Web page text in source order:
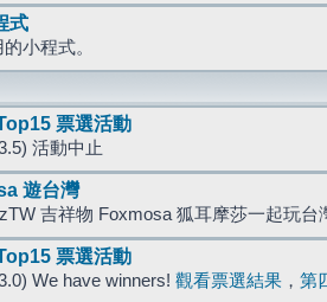
式
小程式。
票選活動
活動中止
遊台灣
吉祥物 Foxmosa 狐耳摩莎一起玩台
票選活動
We have winners! 觀看票選結果 ， 第